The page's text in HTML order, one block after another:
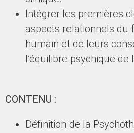
Intégrer les premières
aspects relationnels du
humain et de leurs
l’équilibre psychique de
CONTENU :
Définition de la